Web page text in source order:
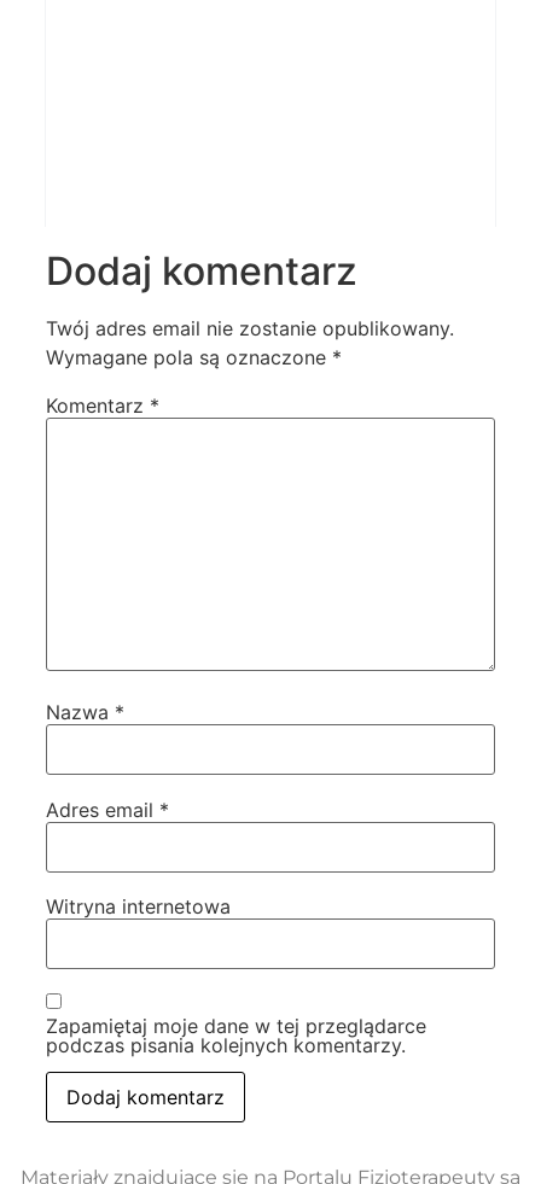
Dodaj komentarz
Twój adres email nie zostanie opublikowany.
Wymagane pola są oznaczone *
Komentarz *
Nazwa *
Adres email *
Witryna internetowa
Zapamiętaj moje dane w tej przeglądarce
podczas pisania kolejnych komentarzy.
Materiały znajdujące się na Portalu Fizjoterapeuty są